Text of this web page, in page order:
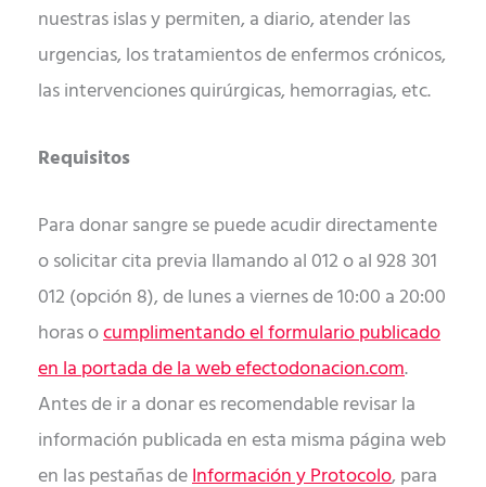
nuestras islas y permiten, a diario, atender las
urgencias, los tratamientos de enfermos crónicos,
las intervenciones quirúrgicas, hemorragias, etc.
Requisitos
Para donar sangre se puede acudir directamente
o solicitar cita previa llamando al 012 o al 928 301
012 (opción 8), de lunes a viernes de 10:00 a 20:00
horas ocumplimentando el formulario publicado
en la portada de la web efectodonacion.com.
Antes de ir a donar es recomendable revisar la
información publicada en esta misma página web
en las pestañas deInformación y Protocolo, para